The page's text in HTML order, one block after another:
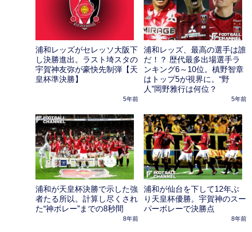
浦和レッズがセレッソ大阪下
し決勝進出。ラスト埼スタの
宇賀神友弥が豪快先制弾【天
皇杯準決勝】
5年前
浦和レッズ、最高の選手は誰
だ！？ 歴代最多出場選手ラ
ンキング6～10位。槙野智章
はトップ5が視界に。“野
人”岡野雅行は何位？
5年前
浦和が天皇杯決勝で示した強
者たる所以。計算し尽くされ
た“神ボレー”までの8秒間
8年前
浦和が仙台を下して12年ぶ
り天皇杯優勝。宇賀神のスー
パーボレーで決勝点
8年前